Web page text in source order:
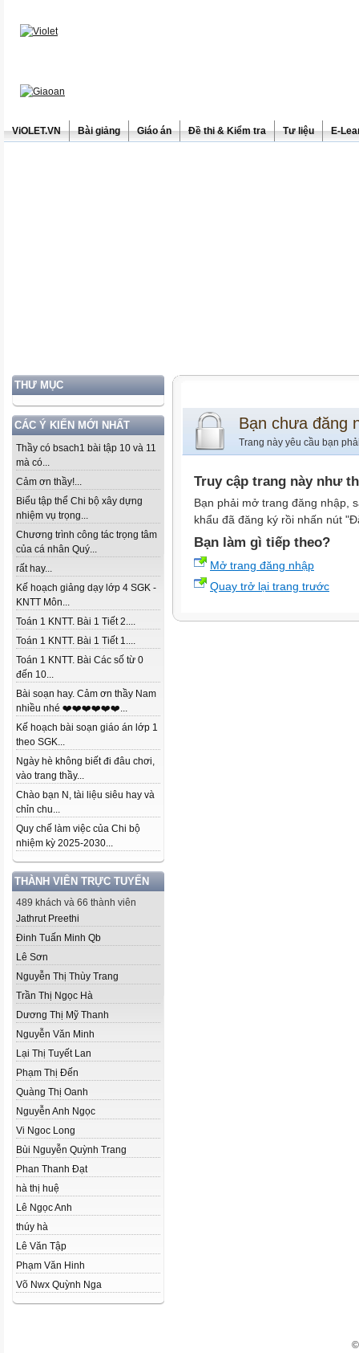
ViOLET.VN Bài giảng Giáo án Đề thi & Kiểm tra Tư liệu E-
THƯ MỤC
CÁC Ý KIẾN MỚI NHẤT
Thầy có bsach1 bài tập 10 và 11
mà có...
Cảm ơn thầy!...
Biểu tập thể Chi bộ xây dựng
nhiệm vụ trọng...
Chương trình công tác trọng tâm
của cá nhân Quý...
rất hay...
Kế hoạch giảng dạy lớp 4 SGK -
KNTT Môn...
Toán 1 KNTT. Bài 1 Tiết 2....
Toán 1 KNTT. Bài 1 Tiết 1....
Toán 1 KNTT. Bài Các số từ 0
đến 10...
Bài soạn hay. Cảm ơn thầy Nam
nhiều nhé ❤️❤️❤️❤️❤️❤️...
Kế hoạch bài soạn giáo án lớp 1
theo SGK...
Ngày hè không biết đi đâu chơi,
vào trang thầy...
Chào bạn N, tài liệu siêu hay và
chỉn chu...
Quy chế làm việc của Chi bộ
nhiệm kỳ 2025-2030...
THÀNH VIÊN TRỰC TUYẾN
489 khách và 66 thành viên
Jathrut Preethi
Đinh Tuấn Minh Qb
Lê Sơn
Nguyễn Thị Thùy Trang
Trần Thị Ngọc Hà
Dương Thị Mỹ Thanh
Nguyễn Văn Minh
Lại Thị Tuyết Lan
Phạm Thị Đến
Quàng Thị Oanh
Nguyễn Anh Ngọc
Vi Ngoc Long
Bùi Nguyễn Quỳnh Trang
Phan Thanh Đạt
hà thị huệ
Lê Ngọc Anh
thúy hà
Lê Văn Tập
Phạm Văn Hinh
Võ Nwx Quỳnh Nga
Bạn chưa đăng
Trang này yêu cầu bạn
Truy cập trang này như
Bạn phải mở trang đăng nhập,
khẩu đã đăng ký rồi nhấn nút
Bạn làm gì tiếp theo?
Mở trang đăng nhập
Quay trở lại trang trước